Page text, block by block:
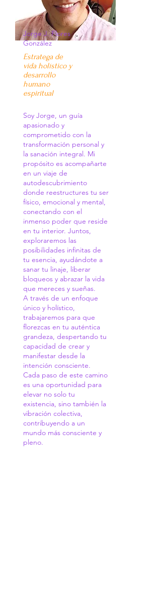
Jorge J. Flores
González
Estratega de
vida holístico y
desarrollo
humano
espiritual
Soy Jorge, un guía
apasionado y
comprometido con la
transformación personal y
la sanación integral. Mi
propósito es acompañarte
en un viaje de
autodescubrimiento
donde reestructures tu ser
físico, emocional y mental,
conectando con el
inmenso poder que reside
en tu interior. Juntos,
exploraremos las
posibilidades infinitas de
tu esencia, ayudándote a
sanar tu linaje, liberar
bloqueos y abrazar la vida
que mereces y sueñas.
A través de un enfoque
único y holístico,
trabajaremos para que
florezcas en tu auténtica
grandeza, despertando tu
capacidad de crear y
manifestar desde la
intención consciente.
Cada paso de este camino
es una oportunidad para
elevar no solo tu
existencia, sino también la
vibración colectiva,
contribuyendo a un
mundo más consciente y
pleno.